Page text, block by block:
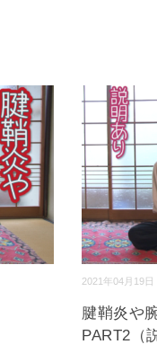
2021年04月19日
腱鞘炎や
PART2（